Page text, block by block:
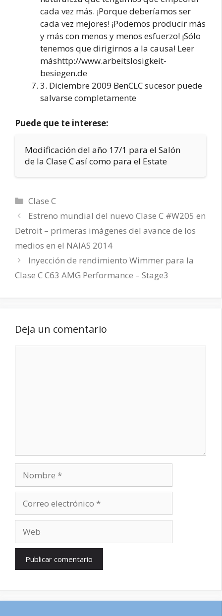
cada vez más. ¡Porque deberíamos ser
cada vez mejores! ¡Podemos producir más
y más con menos y menos esfuerzo! ¡Sólo
tenemos que dirigirnos a la causa! Leer
máshttp://www.arbeitslosigkeit-
besiegen.de
3. Diciembre 2009 BenCLC sucesor puede
salvarse completamente
Puede que te interese:
Modificación del año 17/1 para el Salón
de la Clase C así como para el Estate
Categorías
Clase C
Estreno mundial del nuevo Clase C #W205 en
Detroit – primeras imágenes del avance de los
medios en el NAIAS 2014
Inyección de rendimiento Wimmer para la
Clase C C63 AMG Performance – Stage3
Deja un comentario
electrónico